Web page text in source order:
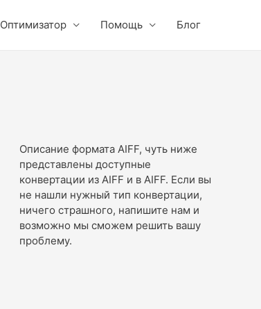
Оптимизатор Помощь Блог
Описание формата AIFF, чуть ниже
представлены доступные
конвертации из AIFF и в AIFF. Если вы
не нашли нужный тип конвертации,
ничего страшного, напишите нам и
возможно мы сможем решить вашу
проблему.